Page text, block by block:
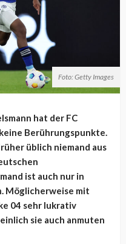
Foto: Getty Images
hat der FC
Berührungspunkte.
üblich niemand aus
ist auch nur in
Möglicherweise mit
04 sehr lukrativ
sie auch anmuten